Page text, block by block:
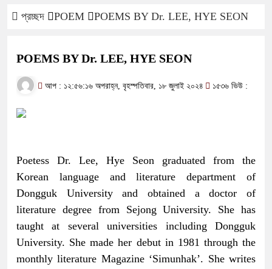
প্রচ্ছদ POEM POEMS BY Dr. LEE, HYE SEON
POEMS BY Dr. LEE, HYE SEON
আপ : ১২:৫৬:১৬ অপরাহ্ন, বৃহস্পতিবার, ১৮ জুলাই ২০২৪ ১৫৩৬ ভিউ :
Poetess Dr. Lee, Hye Seon graduated from the
Korean language and literature department of
Dongguk University and obtained a doctor of
literature degree from Sejong University. She has
taught at several universities including Dongguk
University. She made her debut in 1981 through the
monthly literature Magazine ‘Simunhak’. She writes